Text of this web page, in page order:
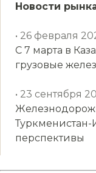
Новости
• 26 февраля
С 7 марта в
грузовые
• 23 сентября
Туркменистан-
перспективы